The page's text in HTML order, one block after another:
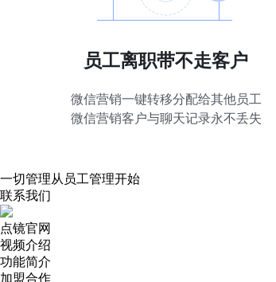
员工离职带不走客户
微信营销一键转移分配给其他员工
微信营销客户与聊天记录永不丢失
一切管理从员工管理开始
联系我们
点镜官网
视频介绍
功能简介
加盟合作